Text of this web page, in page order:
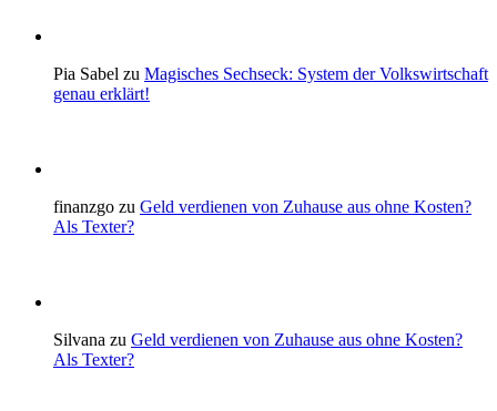
Pia Sabel zu Magisches Sechseck: System der Volkswirtschaft
genau erklärt!
finanzgo zu Geld verdienen von Zuhause aus ohne Kosten?
Als Texter?
Silvana zu Geld verdienen von Zuhause aus ohne Kosten?
Als Texter?